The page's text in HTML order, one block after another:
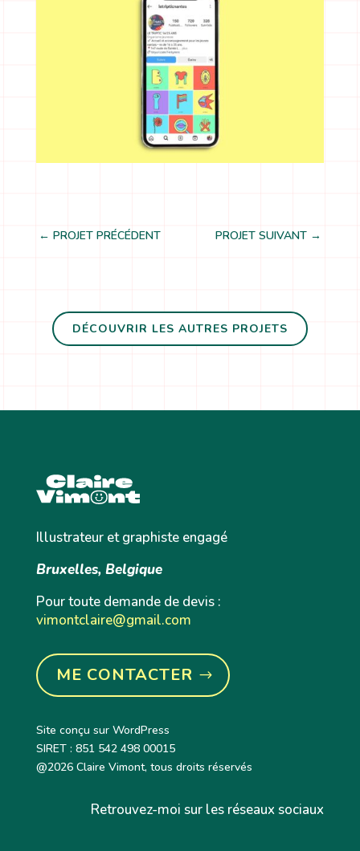
←PROJET PRÉCÉDENT PROJET SUIVANT→
DÉCOUVRIR LES AUTRES PROJETS
Illustrateur et graphiste engagé
Bruxelles, Belgique
Pour toute demande de devis :
vimontclaire@gmail.com
ME CONTACTER
Site conçu sur WordPress
SIRET : 851 542 498 00015
@2026 Claire Vimont, tous droits réservés
Retrouvez-moi sur les réseaux sociaux